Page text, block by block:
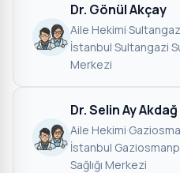
Dr. Gönül Akçay
Aile Hekimi·
İstanbul Sultangazi
Merkezi
Dr. Selin Ay Akdağ
Aile Hekimi·
İstanbul
Sağlığı Merkezi